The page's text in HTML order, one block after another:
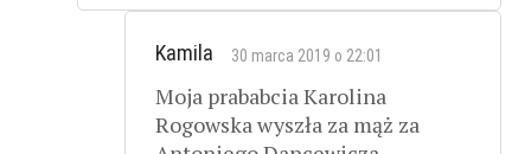
Kamila 30 marca 2019 o 22:01
Moja prababcia Karolina
Rogowska wyszła za mąż za